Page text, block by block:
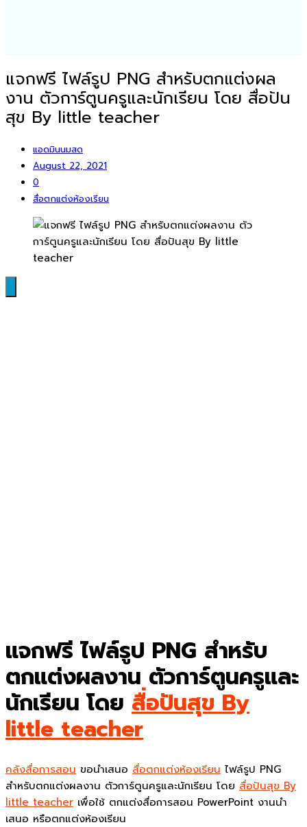
แจกฟรี ไฟล์รูป PNG สำหรับตกแต่งผล
งาน ตัวการ์ตูนครูและนักเรียน โดย สื่อปัน
สุข By little teacher
แอดมินนมสด
August 22, 2021
0
สื่อตกแต่งห้องเรียน
แจกฟรี ไฟล์รูป PNG สำหรับ
ตกแต่งผลงาน ตัวการ์ตูนครูและ
นักเรียน โดย สื่อปันสุข By
little teacher
คลังสื่อการสอน ขอนำเสนอ สื่อตกแต่งห้องเรียน ไฟล์รูป PNG
สำหรับตกแต่งผลงาน ตัวการ์ตูนครูและนักเรียน โดย สื่อปันสุข By
little teacher เพื่อใช้ ตกแต่งสื่อการสอน PowerPoint งานนำ
เสนอ หรือตกแต่งห้องเรียน